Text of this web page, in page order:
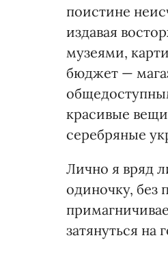
поистине
издавая
музеями,
бюджет —
красивые
серебряные
Лично я вряд
одиночку, без
затянуться на